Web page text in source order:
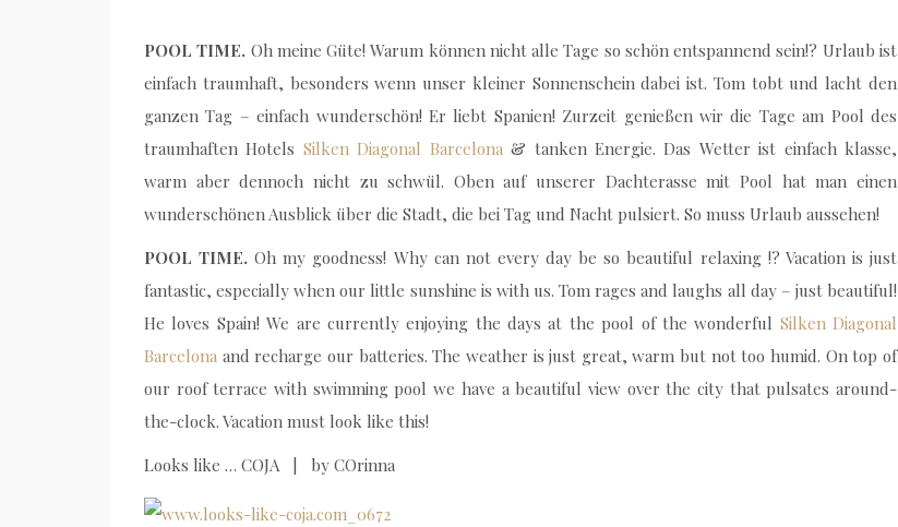
POOL TIME. Oh meine Güte! Warum können nicht alle Tage so schön entspannend sein!? Urlaub ist
einfach traumhaft, besonders wenn unser kleiner Sonnenschein dabei ist. Tom tobt und lacht den
ganzen Tag – einfach wunderschön! Er liebt Spanien! Zurzeit genießen wir die Tage am Pool des
traumhaften Hotels Silken Diagonal Barcelona & tanken Energie. Das Wetter ist einfach klasse,
warm aber dennoch nicht zu schwül. Oben auf unserer Dachterasse mit Pool hat man einen
wunderschönen Ausblick über die Stadt, die bei Tag und Nacht pulsiert. So muss Urlaub aussehen!
POOL TIME. Oh my goodness! Why can not every day be so beautiful relaxing !? Vacation is just
fantastic, especially when our little sunshine is with us. Tom rages and laughs all day – just beautiful!
He loves Spain! We are currently enjoying the days at the pool of the wonderful Silken Diagonal
Barcelona and recharge our batteries. The weather is just great, warm but not too humid. On top of
our roof terrace with swimming pool we have a beautiful view over the city that pulsates around-
the-clock. Vacation must look like this!
Looks like … COJA | by COrinna